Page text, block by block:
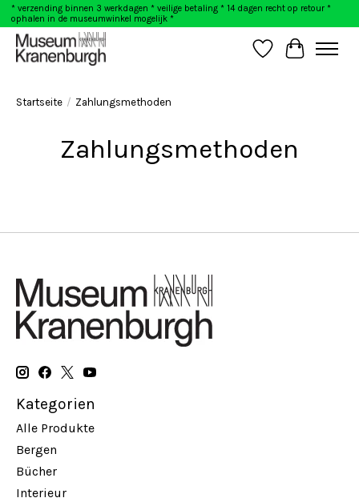
* verzending binnen 3 werkdagen * veilige betaling * 14 dagen recht op retour *
ophalen in de museumwinkel mogelijk *
Wunschzettel
Ihr
Startseite / Zahlungsmethoden
Zahlungsmethoden
Kategorien
Alle Produkte
Bergen
Bücher
Interieur